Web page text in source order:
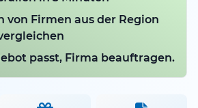
von Firmen aus der Region
passt, Firma beauftragen.